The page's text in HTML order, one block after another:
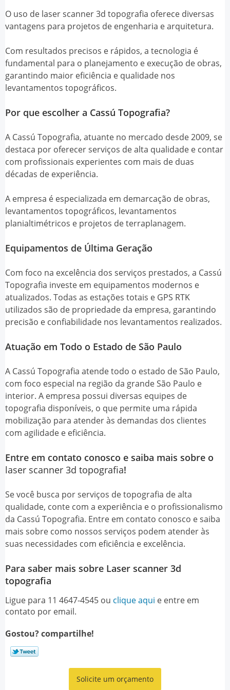
O uso de laser scanner 3d topografia oferece diversas
vantagens para projetos de engenharia e arquitetura.
Com resultados precisos e rápidos, a tecnologia é
fundamental para o planejamento e execução de obras,
garantindo maior eficiência e qualidade nos
levantamentos topográficos.
Por que escolher a Cassú Topografia?
A Cassú Topografia, atuante no mercado desde 2009, se
destaca por oferecer serviços de alta qualidade e contar
com profissionais experientes com mais de duas
décadas de experiência.
A empresa é especializada em demarcação de obras,
levantamentos topográficos, levantamentos
planialtimétricos e projetos de terraplanagem.
Equipamentos de Última Geração
Com foco na excelência dos serviços prestados, a Cassú
Topografia investe em equipamentos modernos e
atualizados. Todas as estações totais e GPS RTK
utilizados são de propriedade da empresa, garantindo
precisão e confiabilidade nos levantamentos realizados.
Atuação em Todo o Estado de São Paulo
A Cassú Topografia atende todo o estado de São Paulo,
com foco especial na região da grande São Paulo e
interior. A empresa possui diversas equipes de
topografia disponíveis, o que permite uma rápida
mobilização para atender às demandas dos clientes
com agilidade e eficiência.
Entre em contato conosco e saiba mais sobre o
laser scanner 3d topografia!
Se você busca por serviços de topografia de alta
qualidade, conte com a experiência e o profissionalismo
da Cassú Topografia. Entre em contato conosco e saiba
mais sobre como nossos serviços podem atender às
suas necessidades com eficiência e excelência.
Para saber mais sobre Laser scanner 3d
topografia
Ligue para 11 4647-4545 ou clique aqui e entre em
contato por email.
Gostou? compartilhe!
Solicite um orçamento